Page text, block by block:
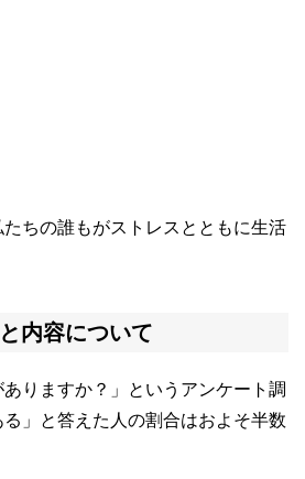
ちの誰もがストレスとともに生活
内容について
ありますか？」というアンケート調
」と答えた人の割合はおよそ半数